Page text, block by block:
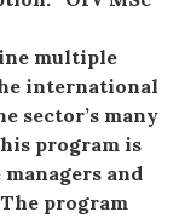
multiple
international
sector’s many
program is
and
program